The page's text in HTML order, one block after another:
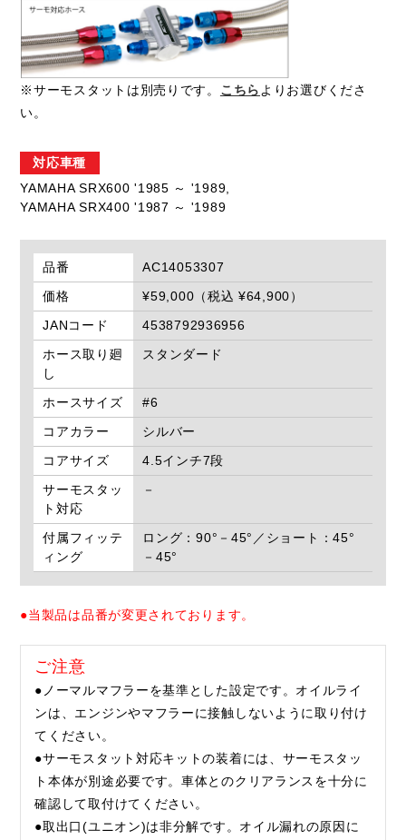
※サーモスタットは別売りです。 こちら よりお選びくださ
い。
対応車種
YAMAHA SRX600 '1985 ～ '1989,
YAMAHA SRX400 '1987 ～ '1989
品番
AC14053307
価格
¥59,000（税込 ¥64,900）
JANコード
4538792936956
ホース取り廻
し
スタンダード
ホースサイズ
#6
コアカラー
シルバー
コアサイズ
4.5インチ7段
サーモスタッ
ト対応
－
付属フィッテ
ィング
ロング：90°－45°／ショート：45°
－45°
●当製品は品番が変更されております。
ご注意
●ノーマルマフラーを基準とした設定です。オイルライ
ンは、エンジンやマフラーに接触しないように取り付け
てください。
●サーモスタット対応キットの装着には、サーモスタッ
ト本体が別途必要です。車体とのクリアランスを十分に
確認して取付けてください。
●取出口(ユニオン)は非分解です。オイル漏れの原因に